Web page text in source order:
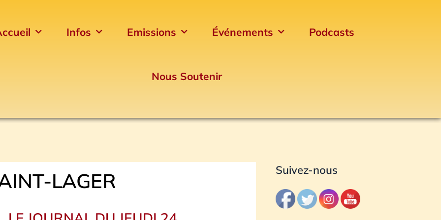
Infos Emissions Événements Podcasts
Nous Soutenir
LAGER Suivez-nous
Archives